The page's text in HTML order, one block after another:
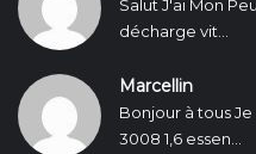
Salut J'ai Mon
décharge vit...
Marcellin
Bonjour à tous
3008 1,6 essen...